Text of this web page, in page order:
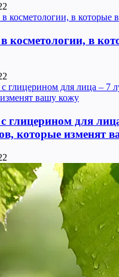
в
глицерином для
которые изменят